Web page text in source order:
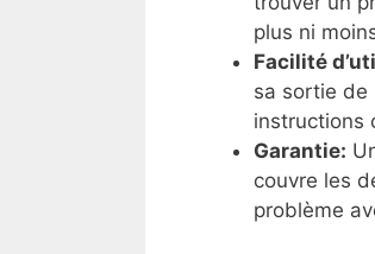
plus ni
Facilité
sa sortie de
instructions
Garantie:
couvre les
problème